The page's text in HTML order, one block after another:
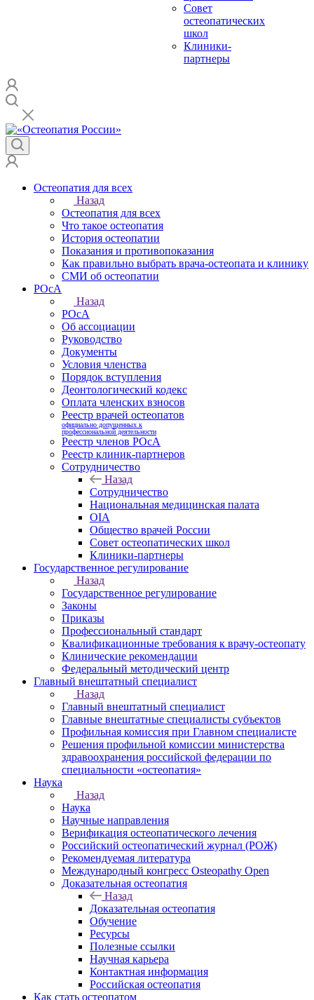
Совет
остеопатических
школ
Клиники-
партнеры
Остеопатия для всех
Назад
Остеопатия для всех
Что такое остеопатия
История остеопатии
Показания и противопоказания
Как правильно выбрать врача-остеопата и клинику
СМИ об остеопатии
РОсА
Назад
РОсА
Об ассоциации
Руководство
Документы
Условия членства
Порядок вступления
Деонтологический кодекс
Оплата членских взносов
Реестр врачей остеопатов
официально допущенных к
профессиональной деятельности
Реестр членов РОсА
Реестр клиник-партнеров
Сотрудничество
Назад
Сотрудничество
Национальная медицинская палата
OIA
Общество врачей России
Совет остеопатических школ
Клиники-партнеры
Государственное регулирование
Назад
Государственное регулирование
Законы
Приказы
Профессиональный стандарт
Квалификационные требования к врачу-остеопату
Клинические рекомендации
Федеральный методический центр
Главный внештатный специалист
Назад
Главный внештатный специалист
Главные внештатные специалисты субъектов
Профильная комиссия при Главном специалисте
Решения профильной комиссии министерства
здравоохранения российской федерации по
специальности «остеопатия»
Наука
Назад
Наука
Научные направления
Верификация остеопатического лечения
Российский остеопатический журнал (РОЖ)
Рекомендуемая литература
Международный конгресс Osteopathy Open
Доказательная остеопатия
Назад
Доказательная остеопатия
Обучение
Ресурсы
Полезные ссылки
Научная карьера
Контактная информация
Российская остеопатия
Как стать остеопатом